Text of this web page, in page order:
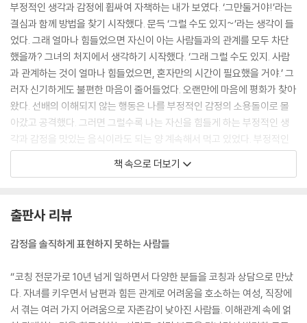
부정적인 생각과 감정에 휩싸여 자책하는 내가 보였다. ‘그만둘거야!’라는
결심과 함께 방법을 찾기 시작했다. 문득 ‘그럴 수도 있지~’라는 생각이 들
었다. 그래 얼마나 힘들었으면 자신이 아는 사람들과의 관계를 모두 차단
했을까? 그녀의 처지에서 생각하기 시작했다. ‘그래 그럴 수도 있지. 사람
과 관계하는 것이 얼마나 힘들었으면, 혼자만의 시간이 필요했을 거야.’ 그
러자 신기하게도 불편한 마음이 줄어들었다. 오랜만에 마음에 평화가 찾아
왔다. 선배의 이해되지 않는 행동은 나를 부정적인 감정의 소용돌이로 몰
아갔고 공격했다. 그러면 그럴수록 나는 자신을 힘들게 하는 부정적인 생
각과 감정을 맛있는 음식이라도 되는 양 계속해서 먹고 있었다. 부정적인
에너지로 마음이 뒤룩뒤룩 살찌는 것도 모르고….
서 힘에 부치는데, 자기 마음대로 거절하지 못해 괴로워했다. 김 팀장과 마
주 앉았다.
라고 하시겠어요?”
“음…. 투덜이?”
“투덜이…. 네 좋아요. 투덜이한테 한 번 물어볼까요? 투덜아, 너 누구니?”
투덜이는 자신이 누구인지에 대해 말하기 시작했다. 마음속 투덜이와 만나
책 속으로 더보기
출판사 리뷰
감정을 솔직하게 표현하지 못하는 사람들
“코칭 전문가로 10년 넘게 일하면서 다양한 분들을 코칭과 상담으로 만났
다. 자녀를 키우면서 남편과 힘든 관계로 어려움을 호소하는 여성, 직장에
서 겪는 여러 가지 어려움으로 자존감이 낮아진 사람들. 이해관계 속에 얽